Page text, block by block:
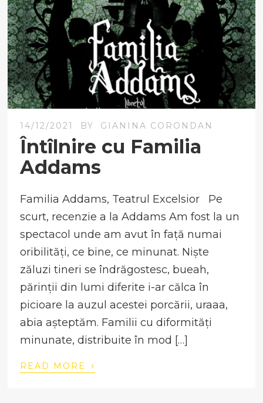
14/12/2021 BY GIANINA CORONDAN
Întîlnire cu Familia
Addams
Familia Addams, Teatrul Excelsior Pe
scurt, recenzie a la Addams Am fost la un
spectacol unde am avut în față numai
oribilități, ce bine, ce minunat. Niște
zăluzi tineri se îndrăgostesc, bueah,
părinții din lumi diferite i-ar călca în
picioare la auzul acestei porcării, uraaa,
abia așteptăm. Familii cu diformități
minunate, distribuite în mod […]
READ MORE ›